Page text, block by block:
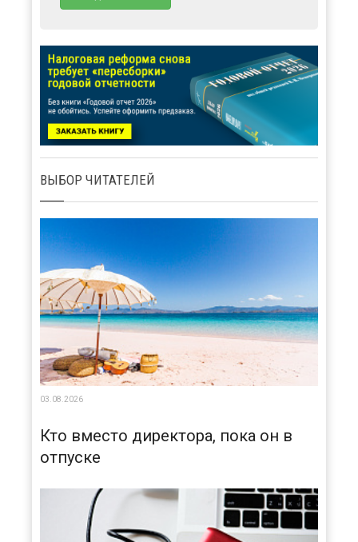
ВЫБОР ЧИТАТЕЛЕЙ
03.08.2026
Кто вместо директора, пока он в
отпуске